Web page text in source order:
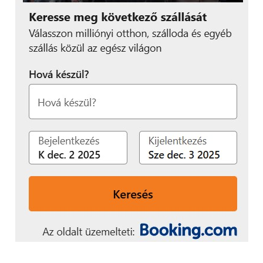
díjazása pedig
kiemelkedően magasnak
számít hazai
viszonylatban. Az eddig
ezer egyéni -és 371
csapatnevezés érkezett,
ami vélhetően tovább
növekszik, hiszen 5
további játékban még
nem kezdődött el a
nevezési időszak. A K&H